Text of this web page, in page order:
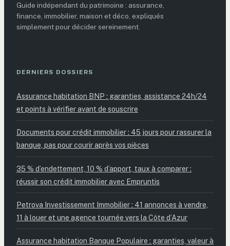
Guide indépendant du patrimoine : assurance,
finance, immobilier, maison et déco, expliqués
simplement pour décider sereinement.
DERNIERS DOSSIERS
Assurance habitation BNP : garanties, assistance 24h/24
et points à vérifier avant de souscrire
Documents pour crédit immobilier : 45 jours pour rassurer la
banque, pas pour courir après vos pièces
35 % d’endettement, 10 % d’apport, taux à comparer :
réussir son crédit immobilier avec Empruntis
Petrova Investissement Immobilier : 41 annonces à vendre,
11 à louer et une agence tournée vers la Côte d’Azur
Assurance habitation Banque Populaire : garanties, valeur à